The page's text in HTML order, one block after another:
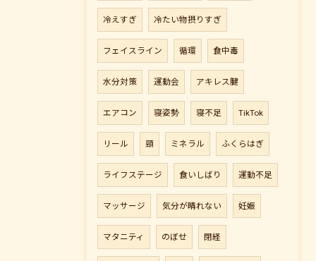
冷えすぎ 冷たい物摂りすぎ
フェイスライン 循環 食中毒
水分対策 運動会 アキレス腱
エアコン 寝姿勢 寝不足 TikTok
リール 頸 ミネラル ふくらはぎ
ライフステージ 食いしばり 運動不足
マッサージ 気分が晴れない 妊娠
マタニティ のぼせ 閉経